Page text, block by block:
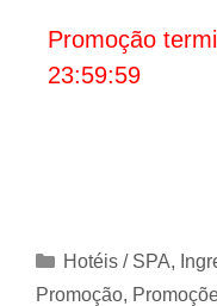
Promoção
23:59:59
Categorias
Hotéis / SPA,
Promoção,